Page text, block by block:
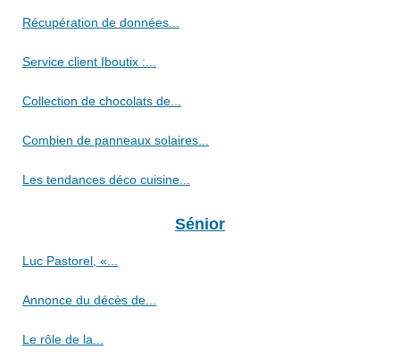
Récupération de données...
Service client Iboutix :...
Collection de chocolats de...
Combien de panneaux solaires...
Les tendances déco cuisine...
Sénior
Luc Pastorel, «...
Annonce du décès de...
Le rôle de la...